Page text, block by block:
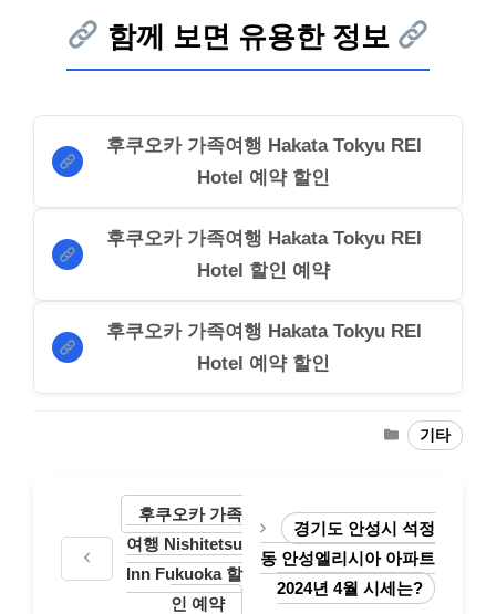
함께 보면 유용한 정보
후쿠오카 가족여행 Hakata Tokyu REI
Hotel 예약 할인
후쿠오카 가족여행 Hakata Tokyu REI
Hotel 할인 예약
후쿠오카 가족여행 Hakata Tokyu REI
Hotel 예약 할인
Categories
기타
후쿠오카 가족
여행 Nishitetsu
Inn Fukuoka 할
인 예약
경기도 안성시 석정
동 안성엘리시아 아파트
2024년 4월 시세는?